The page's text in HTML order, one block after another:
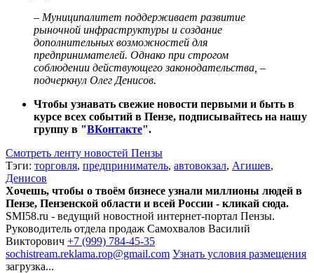
– Муниципалитет поддерживает развитие
рыночной инфраструктуры и создание
дополнительных возможностей для
предпринимателей. Однако при строгом
соблюдении действующего законодательства, –
подчеркнул Олег Денисов.
Чтобы узнавать свежие новости первыми и быть в
курсе всех событий в Пензе, подписывайтесь на нашу
группу в "ВКонтакте".
Смотреть ленту новостей Пензы
Тэги: торговля, предприниматель, автовокзал, Агишев,
Денисов
Хочешь, чтобы о твоём бизнесе узнали миллионы людей в
Пензе, Пензенской области и всей России - кликай сюда.
SMI58.ru - ведущий новостной интернет-портал Пензы.
Руководитель отдела продаж Самохвалов Василий
Викторович +7 (999) 784-45-35
sochistream.reklama.rop@gmail.com Узнать условия размещения
загрузка...